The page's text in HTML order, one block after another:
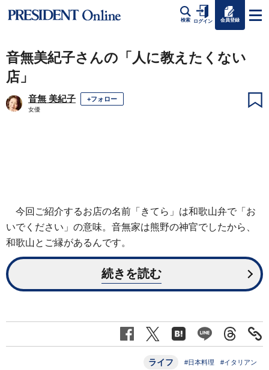
検索 ログイン 会員登録
音無美紀子さんの「人に教えたくない
店」
音無 美紀子 +フォロー
女優
今回ご紹介するお店の名前「きてら」は和歌山弁で「お
いでください」の意味。音無家は熊野の神官でしたから、
和歌山とご縁があるんです。
続きを読む
ライフ #日本料理 #イタリアン